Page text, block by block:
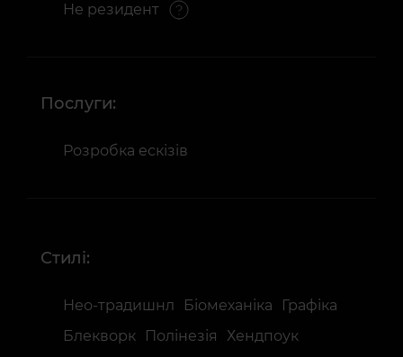
Не резидент
Послуги:
Розробка ескізів
Стилі:
Нео-традишнл Біомеханіка
Графіка
Блекворк
Полінезія
Хендпоук